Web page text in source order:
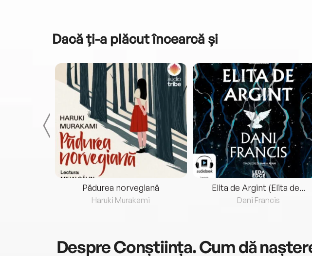
Dacă ți-a plăcut încearcă și
Pădurea norvegiană
Haruki Murakami
Elita de Argint (Elita de...
Dani Francis
DespreConștiința. Cum dă